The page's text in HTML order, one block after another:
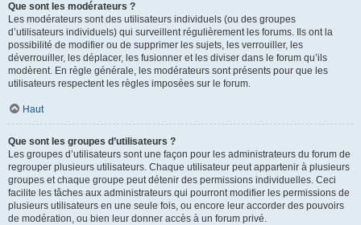
Que sont les modérateurs ?
Les modérateurs sont des utilisateurs individuels (ou des groupes
d’utilisateurs individuels) qui surveillent régulièrement les forums. Ils ont la
possibilité de modifier ou de supprimer les sujets, les verrouiller, les
déverrouiller, les déplacer, les fusionner et les diviser dans le forum qu’ils
modèrent. En règle générale, les modérateurs sont présents pour que les
utilisateurs respectent les règles imposées sur le forum.
Haut
Que sont les groupes d’utilisateurs ?
Les groupes d’utilisateurs sont une façon pour les administrateurs du forum de
regrouper plusieurs utilisateurs. Chaque utilisateur peut appartenir à plusieurs
groupes et chaque groupe peut détenir des permissions individuelles. Ceci
facilite les tâches aux administrateurs qui pourront modifier les permissions de
plusieurs utilisateurs en une seule fois, ou encore leur accorder des pouvoirs
de modération, ou bien leur donner accès à un forum privé.